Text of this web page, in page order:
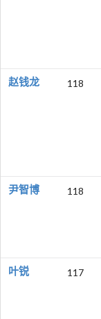
赵钱龙 118
尹智博 118
叶锐 117